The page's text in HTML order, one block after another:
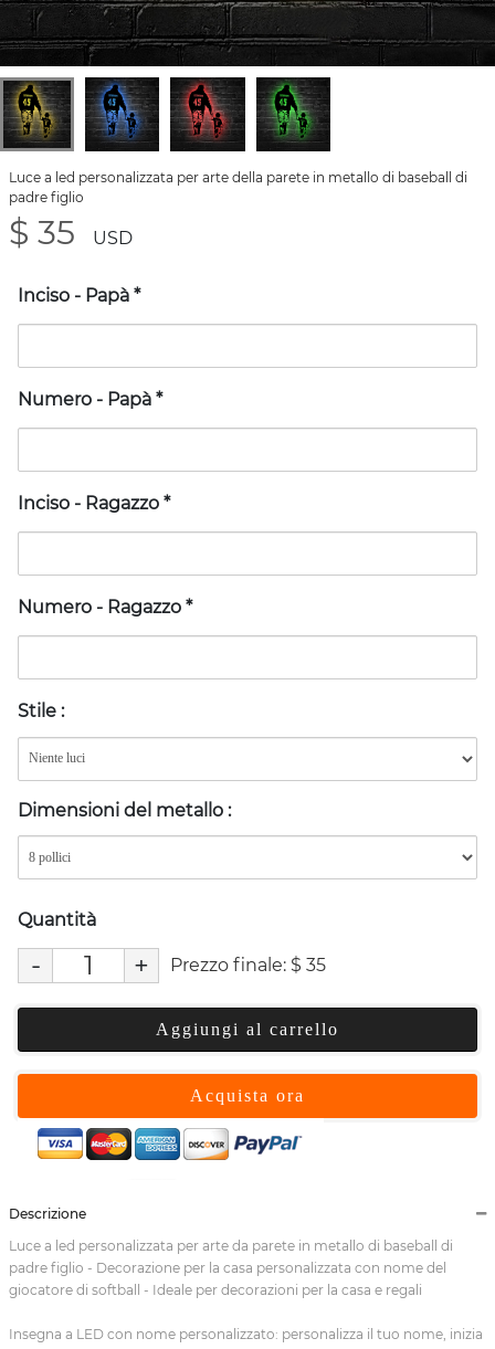
Luce a led personalizzata per arte della parete in metallo di baseball di
padre figlio
$ 35 USD
Inciso - Papà *
Numero - Papà *
Inciso - Ragazzo *
Numero - Ragazzo *
Stile :
Dimensioni del metallo :
Quantità
- + Prezzo finale: $ 35
Aggiungi al carrello
Acquista ora
Descrizione
Luce a led personalizzata per arte da parete in metallo di baseball di
padre figlio - Decorazione per la casa personalizzata con nome del
giocatore di softball - Ideale per decorazioni per la casa e regali
Insegna a LED con nome personalizzato: personalizza il tuo nome, inizia